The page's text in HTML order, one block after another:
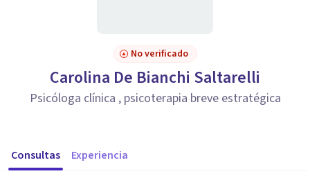
No verificado
Carolina De Bianchi Saltarelli
Psicóloga clínica , psicoterapia breve estratégica
Consultas Experiencia